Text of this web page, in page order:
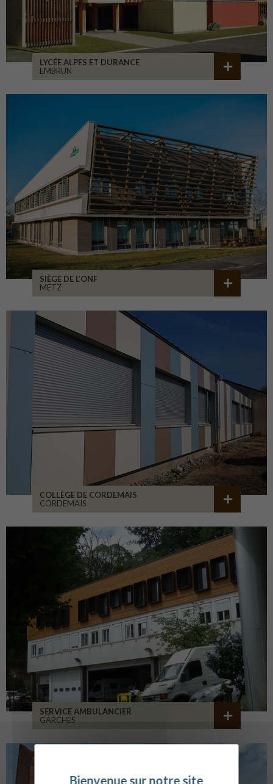
LYCÉE ALPES ET DURANCE
EMBRUN
SIÈGE DE L’ONF
METZ
COLLÈGE DE CORDEMAIS
CORDEMAIS
SERVICE AMBULANCIER
GARCHES